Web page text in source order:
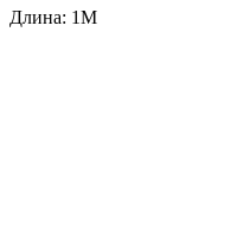
Длина: 1М